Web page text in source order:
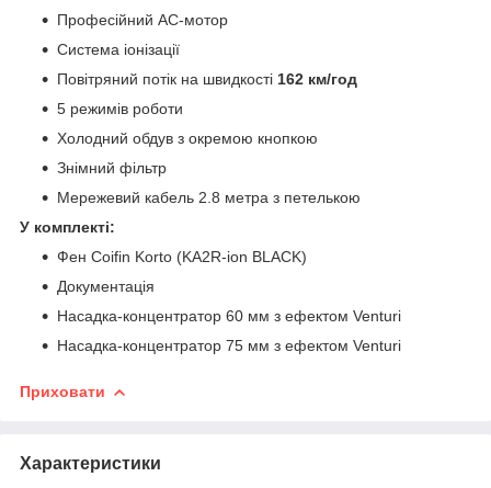
Професійний AC-мотор
Система іонізації
Повітряний потік на швидкості 162 км/год
5 режимів роботи
Холодний обдув з окремою кнопкою
Знімний фільтр
Мережевий кабель 2.8 метра з петелькою
У комплекті:
Фен Сoifin Korto (KA2R-ion BLACK)
Документація
Насадка-концентратор 60 мм з ефектом Venturi
Насадка-концентратор 75 мм з ефектом Venturi
Приховати
Характеристики